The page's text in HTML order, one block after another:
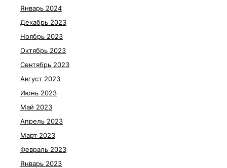
Январь 2024
Декабрь 2023
Ноябрь 2023
Октябрь 2023
Сентябрь 2023
Август 2023
Июнь 2023
Май 2023
Апрель 2023
Март 2023
Февраль 2023
Январь 2023